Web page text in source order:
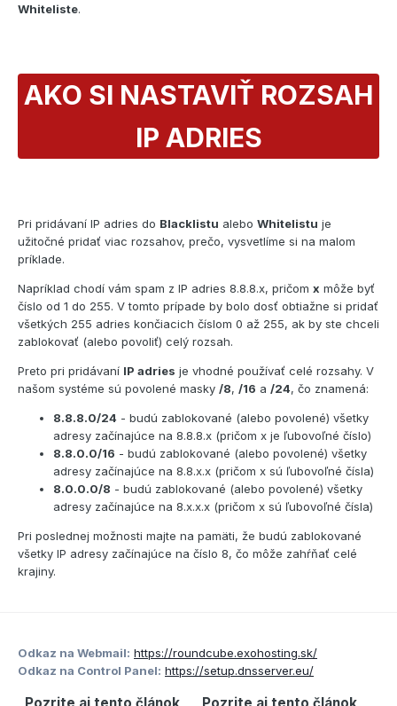
Whiteliste.
AKO SI NASTAVIŤ ROZSAH
IP ADRIES
Pri pridávaní IP adries do Blacklistu alebo Whitelistu je
užitočné pridať viac rozsahov, prečo, vysvetlíme si na malom
príklade.
Napríklad chodí vám spam z IP adries 8.8.8.x, pričom x môže byť
číslo od 1 do 255. V tomto prípade by bolo dosť obtiažne si pridať
všetkých 255 adries končiacich číslom 0 až 255, ak by ste chceli
zablokovať (alebo povoliť) celý rozsah.
Preto pri pridávaní IP adries je vhodné používať celé rozsahy. V
našom systéme sú povolené masky /8, /16 a /24, čo znamená:
8.8.8.0/24 - budú zablokované (alebo povolené) všetky
adresy začínajúce na 8.8.8.x (pričom x je ľubovoľné číslo)
8.8.0.0/16 - budú zablokované (alebo povolené) všetky
adresy začínajúce na 8.8.x.x (pričom x sú ľubovoľné čísla)
8.0.0.0/8 - budú zablokované (alebo povolené) všetky
adresy začínajúce na 8.x.x.x (pričom x sú ľubovoľné čísla)
Pri poslednej možnosti majte na pamäti, že budú zablokované
všetky IP adresy začínajúce na číslo 8, čo môže zahŕňať celé
krajiny.
Odkaz na Webmail: https://roundcube.exohosting.sk/
Odkaz na Control Panel: https://setup.dnsserver.eu/